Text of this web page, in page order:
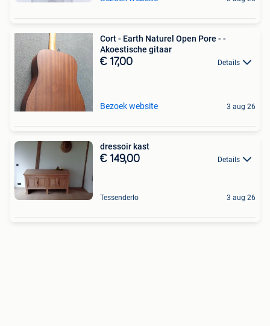
Cort - Earth Naturel Open Pore - -
Akoestische gitaar
€ 17,00 Details
Bezoek website 3 aug 26
dressoir kast
€ 149,00 Details
Tessenderlo 3 aug 26